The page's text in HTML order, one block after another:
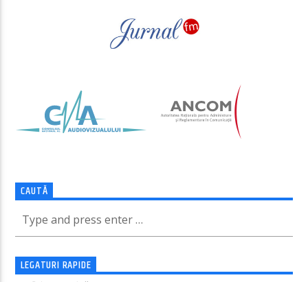
CAUTĂ
LEGATURI RAPIDE